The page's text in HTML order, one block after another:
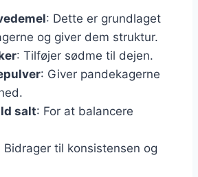
: Dette er grundlaget
og giver dem struktur.
: Tilføjer sødme til dejen.
: Giver pandekagerne
salt: For at balancere
Bidrager til konsistensen og